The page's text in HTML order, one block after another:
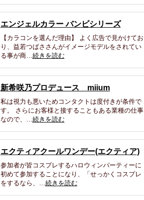
エンジェルカラー バンビシリーズ
【カラコンを選んだ理由】 よく広告で見かけてお
り、益若つばささんがイメージモデルをされてい
る事が商…続きを読む
新希咲乃プロデュース miium
私は視力も悪いためコンタクトは度付きが条件で
す。 さらにお客様と接することもある業種の仕事
なので、…続きを読む
エクティアクールワンデー(エクティア)
参加者が皆コスプレするハロウィンパーティーに
初めて参加することになり、「せっかくコスプレ
をするなら、…続きを読む